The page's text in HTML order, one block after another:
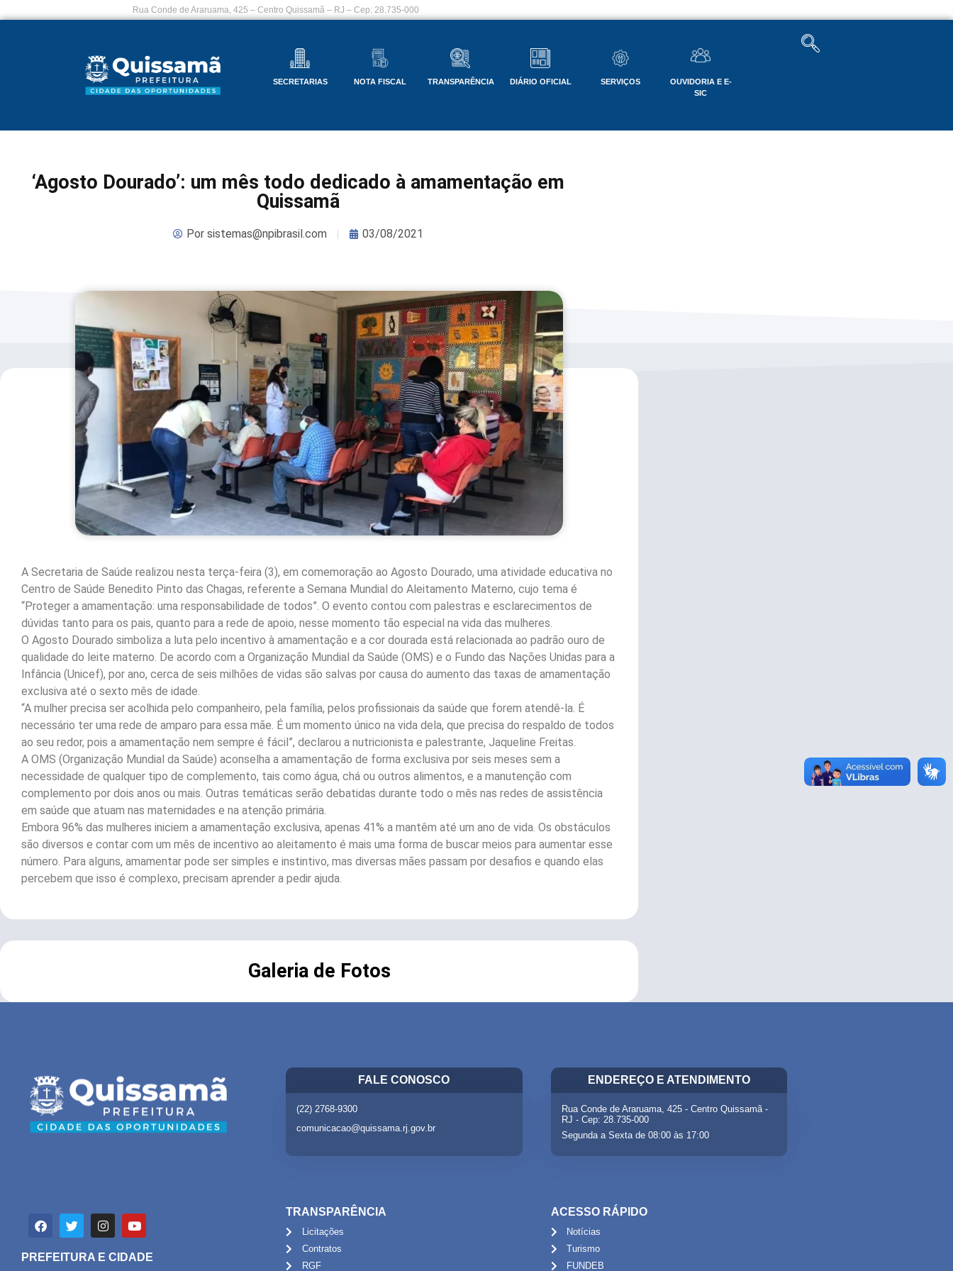
Rua Conde de Araruama, 425 – Centro Quissamã – RJ – Cep: 28.735-000
SECRETARIAS NOTA FISCAL TRANSPARÊNCIA DIÁRIO OFICIAL SERVIÇOS
OUVIDORIA E E-
SIC
‘Agosto Dourado’: um mês todo dedicado à amamentação em
Quissamã
Porsistemas@npibrasil.com 03/08/2021
A Secretaria de Saúde realizou nesta terça-feira (3), em comemoração ao Agosto Dourado, uma atividade educativa no
Centro de Saúde Benedito Pinto das Chagas, referente a Semana Mundial do Aleitamento Materno, cujo tema é
“Proteger a amamentação: uma responsabilidade de todos”. O evento contou com palestras e esclarecimentos de
dúvidas tanto para os pais, quanto para a rede de apoio, nesse momento tão especial na vida das mulheres.
O Agosto Dourado simboliza a luta pelo incentivo à amamentação e a cor dourada está relacionada ao padrão ouro de
qualidade do leite materno. De acordo com a Organização Mundial da Saúde (OMS) e o Fundo das Nações Unidas para a
Infância (Unicef), por ano, cerca de seis milhões de vidas são salvas por causa do aumento das taxas de amamentação
exclusiva até o sexto mês de idade.
“A mulher precisa ser acolhida pelo companheiro, pela família, pelos profissionais da saúde que forem atendê-la. É
necessário ter uma rede de amparo para essa mãe. É um momento único na vida dela, que precisa do respaldo de todos
ao seu redor, pois a amamentação nem sempre é fácil”, declarou a nutricionista e palestrante, Jaqueline Freitas.
A OMS (Organização Mundial da Saúde) aconselha a amamentação de forma exclusiva por seis meses sem a
necessidade de qualquer tipo de complemento, tais como água, chá ou outros alimentos, e a manutenção com
complemento por dois anos ou mais. Outras temáticas serão debatidas durante todo o mês nas redes de assistência
em saúde que atuam nas maternidades e na atenção primária.
Embora 96% das mulheres iniciem a amamentação exclusiva, apenas 41% a mantêm até um ano de vida. Os obstáculos
são diversos e contar com um mês de incentivo ao aleitamento é mais uma forma de buscar meios para aumentar esse
número. Para alguns, amamentar pode ser simples e instintivo, mas diversas mães passam por desafios e quando elas
percebem que isso é complexo, precisam aprender a pedir ajuda.
Galeria de Fotos
FALE CONOSCO
(22) 2768-9300
comunicacao@quissama.rj.gov.br
ENDEREÇO E ATENDIMENTO
Rua Conde de Araruama, 425 - Centro Quissamã -
RJ - Cep: 28.735-000
Segunda a Sexta de 08:00 às 17:00
PREFEITURA E CIDADE
TRANSPARÊNCIA
Licitações
Contratos
RGF
ACESSO RÁPIDO
Notícias
Turismo
FUNDEB